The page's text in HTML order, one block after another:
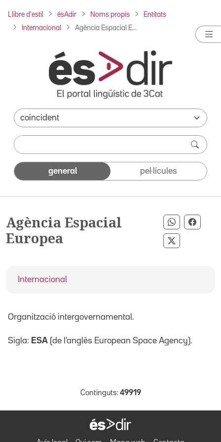
Llibre d'estil ésAdir Noms propis Entitats
Internacional Agència Espacial E...
general pel·lícules
Agència Espacial
Europea
Compartir
Compartir
Internacional
Organització intergovernamental.
Sigla: ESA (de l'anglès European Space Agency).
Continguts: 49919